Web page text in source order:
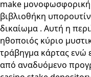
make
βιβλιοθήκη
δικαίωμα . Αυτή η
ηθοποιός κύριο
τράβηγμα κάρτας
από αναδυόμενο